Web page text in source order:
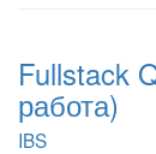
Fullstack
работа)
IBS